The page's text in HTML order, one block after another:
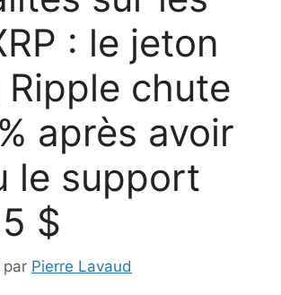
: le jeton
Ripple chute
après avoir
le support
$
par Pierre Lavaud